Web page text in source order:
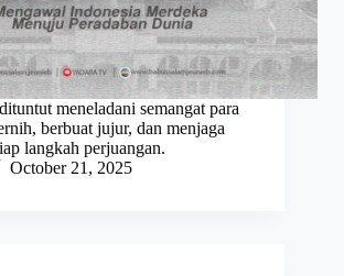
meneladani semangat para
berbuat jujur, dan menjaga
langkah perjuangan.
October 21, 2025